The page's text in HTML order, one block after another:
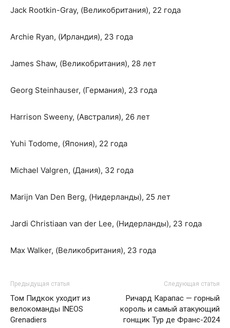
Jack Rootkin-Gray, (Великобритания), 22 года
Archie Ryan, (Ирландия), 23 года
James Shaw, (Великобритания), 28 лет
Georg Steinhauser, (Германия), 23 года
Harrison Sweeny, (Австралия), 26 лет
Yuhi Todome, (Япония), 22 года
Michael Valgren, (Дания), 32 года
Marijn Van Den Berg, (Нидерланды), 25 лет
Jardi Christiaan van der Lee, (Нидерланды), 23 года
Max Walker, (Великобритания), 23 года
Предыдущая статья
Том Пидкок уходит из
велокоманды INEOS
Grenadiers
Следующая статья
Ричард Карапас — горный
король и самый атакующий
гонщик Тур де Франс-2024